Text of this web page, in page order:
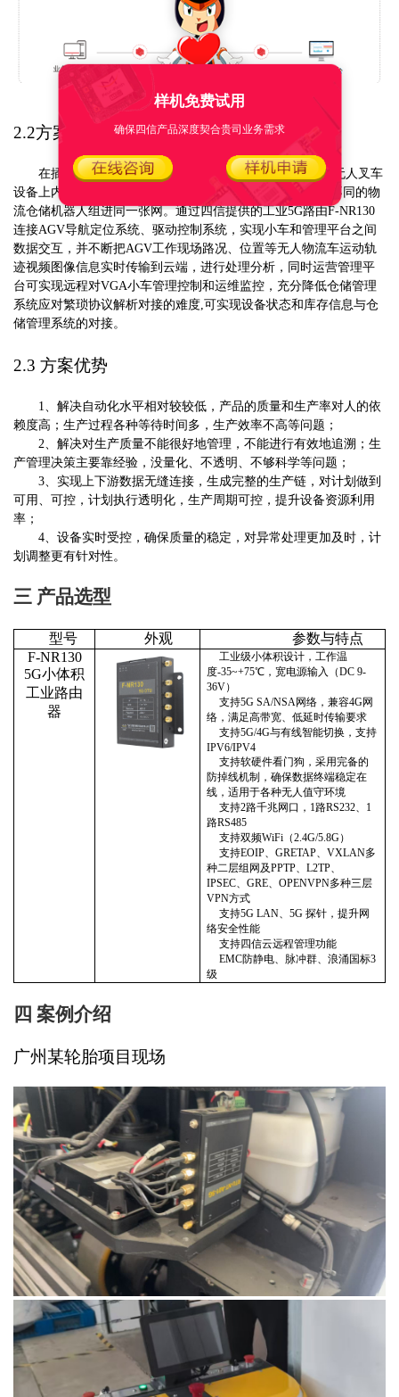
2.2方案简介
在插取式、移载式、托盘式等不同类型的AGV/AMR、无人叉车
设备上内置5G
,利用5G LAN进行二层通信,将不同的物
流仓储机器人组进同一张网。通过四信提供的工业5G路由F-NR130
连接AGV导航定位系统、驱动控制系统，实现小车和管理平台之间
数据交互，并不断把AGV工作现场路况、位置等无人物流车运动轨
迹视频图像信息实时传输到云端，进行处理分析，同时运营管理平
台可实现远程对VGA小车管理控制和运维监控，充分降低仓储管理
系统应对繁琐协议解析对接的难度,可实现设备状态和库存信息与仓
储管理系统的对接。
2.3 方案优势
1
、解决自动化水平相对较较低，产品的质量和生产率对人的依
赖度高；生产过程各种等待时间多，生产效率不高等问题；
2、 解决对生产质量不能很好地管理，不能进行有效地追溯；生
产管理决策主要靠经验，没量化、不透明、不够科学等问题；
3、 实现 上下游数据无缝连接，生成完整的生产链，对计划做到
可用、可控，计划执行透明化，生产周期可控，提升设备资源利用
率 ；
4、设备实时受控，确保质量的稳定，对异常处理更加及时，计
划调整更有针对性。
三 产品选型
型号 外观
参数与特点
F-NR130
5G小体积
工业路由
器
工业级小体积设计， 工作温
度-35~+75℃，宽电源输入（DC 9-
36V）
支持5G SA/NSA网络，兼容4G网
络，满足高带宽、低延时传输要求
支持5G/4G与有线智能切换，支持
IPV6/IPV4
支持软硬件看门狗，采用完备的
防掉线机制，确保数据终端稳定在
线 ，适用于各种无人值守环境
支持2路千兆网口 ， 1路RS232、1
路RS485
支持双频WiFi（2.4G/5.8G）
支持EOIP、GRETAP、VXLAN多
种二层组网及PPTP、L2TP、
IPSEC、GRE、OPENVPN多种三层
VPN方式
支持5G LAN、5G 探针，提升网
络安全性能
支持四信云远程管理功能
EMC防静电、脉冲群、浪涌国标3
级
四 案例介绍
广州某轮胎项目现场
样机免费试用
确保四信产品深度契合贵司业务需求